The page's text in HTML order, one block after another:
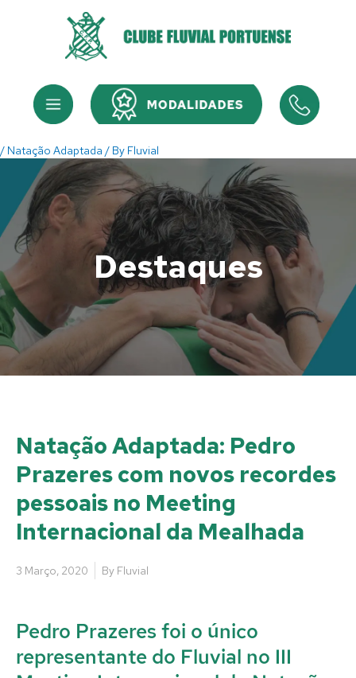
Menu Menu
/ Natação Adaptada / By Fluvial
Destaques
Natação Adaptada: Pedro
Prazeres com novos recordes
pessoais no Meeting
Internacional da Mealhada
3 Março, 2020 By Fluvial
Pedro Prazeres foi o único
representante do Fluvial no III